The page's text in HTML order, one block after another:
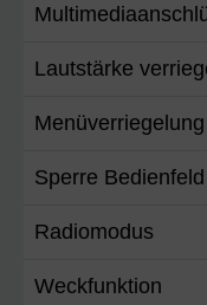
Lautstärke
Menüverriegelung
Sperre Bedienfeld
Radiomodus
Weckfunktion